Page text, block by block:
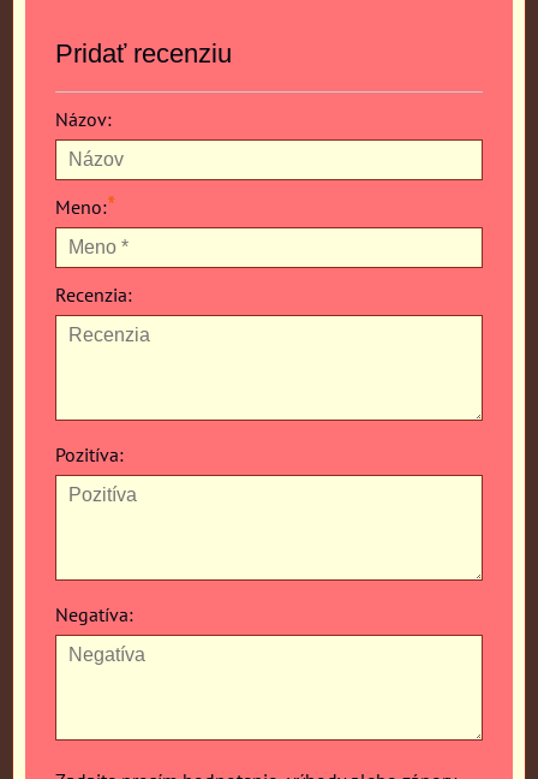
Pridať recenziu
Názov:
Meno:*
Recenzia:
Pozitíva:
Negatíva: